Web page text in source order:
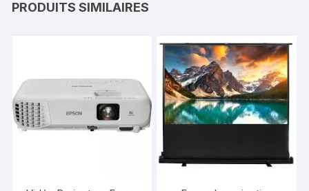
PRODUITS SIMILAIRES